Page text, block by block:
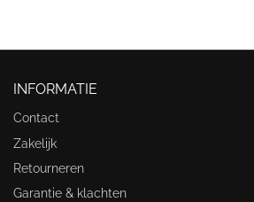
INFORMATIE
Contact
Zakelijk
Retourneren
Garantie & klachten